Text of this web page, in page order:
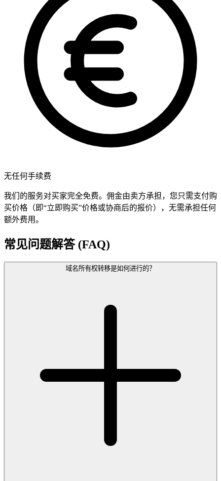
无任何手续费
我们的服务对买家完全免费。佣金由卖方承担，您只需支付购
买价格（即“立即购买”价格或协商后的报价），无需承担任何
额外费用。
常见问题解答 (FAQ)
域名所有权转移是如何进行的？